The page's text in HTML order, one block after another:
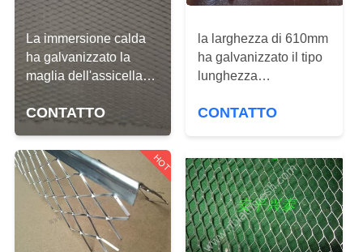
CONTROLLO
DI
QUALITÀ
CONTATTICI
RICHIEDA
UNA
CITAZIONE
La immersione calda
ha galvanizzato la
maglia dell'assicella
del metallo del
diamante/grattare per la
costruzione
CONTATTO
la larghezza di 610mm
ha galvanizzato il tipo
lunghezza
maglia metallica di 1-
CONTATTO
HOT